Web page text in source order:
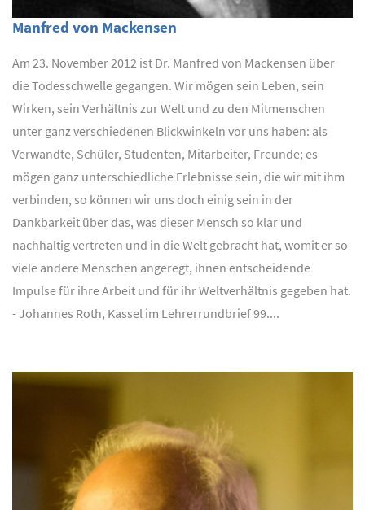
Manfred von Mackensen
Am 23. November 2012 ist Dr. Manfred von Mackensen über
die Todesschwelle gegangen. Wir mögen sein Leben, sein
Wirken, sein Verhältnis zur Welt und zu den Mitmenschen
unter ganz verschiedenen Blickwinkeln vor uns haben: als
Verwandte, Schüler, Studenten, Mitarbeiter, Freunde; es
mögen ganz unterschiedliche Erlebnisse sein, die wir mit ihm
verbinden, so können wir uns doch einig sein in der
Dankbarkeit über das, was dieser Mensch so klar und
nachhaltig vertreten und in die Welt gebracht hat, womit er so
viele andere Menschen angeregt, ihnen entscheidende
Impulse für ihre Arbeit und für ihr Weltverhältnis gegeben hat.
- Johannes Roth, Kassel im Lehrerrundbrief 99....